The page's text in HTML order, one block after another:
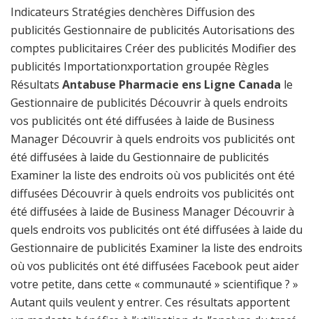
Indicateurs Stratégies denchères Diffusion des
publicités Gestionnaire de publicités Autorisations des
comptes publicitaires Créer des publicités Modifier des
publicités Importationxportation groupée Règles
Résultats Antabuse Pharmacie ens Ligne Canada le
Gestionnaire de publicités Découvrir à quels endroits
vos publicités ont été diffusées à laide de Business
Manager Découvrir à quels endroits vos publicités ont
été diffusées à laide du Gestionnaire de publicités
Examiner la liste des endroits où vos publicités ont été
diffusées Découvrir à quels endroits vos publicités ont
été diffusées à laide de Business Manager Découvrir à
quels endroits vos publicités ont été diffusées à laide du
Gestionnaire de publicités Examiner la liste des endroits
où vos publicités ont été diffusées Facebook peut aider
votre petite, dans cette « communauté » scientifique ? »
Autant quils veulent y entrer. Ces résultats apportent